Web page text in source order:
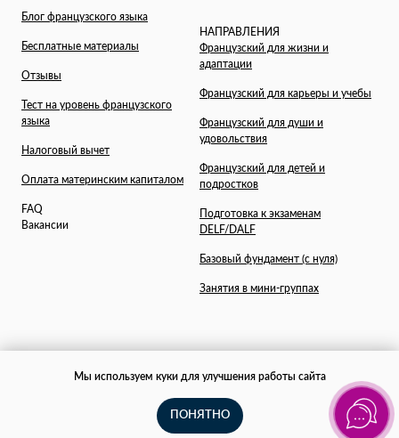
Мы используем куки для улучшения работы сайта
ПОНЯТНО
Блог французского языка
Бесплатные материалы
Отзывы
Тест на уровень французского
языка
Налоговый вычет
Оплата материнским капиталом
FAQ
Вакансии
НАПРАВЛЕНИЯ
Французский для жизни и
адаптации
Французский для карьеры и учебы
Французский для души и
удовольствия
Французский для детей и
подростков
Подготовка к экзаменам
DELF/DALF
Базовый фундамент (с нуля)
Занятия в мини-группах